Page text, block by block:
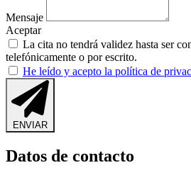
Mensaje
Aceptar
La cita no tendrá validez hasta ser
telefónicamente o por escrito.
He leído y acepto la política de
ENVIAR
Datos de contacto